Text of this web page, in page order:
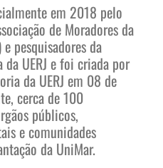
em 2018 pelo
de Moradores da
pesquisadores da
da UERJ e foi criada por
da UERJ em 08 de
cerca de 100
públicos,
e comunidades
da UniMar.